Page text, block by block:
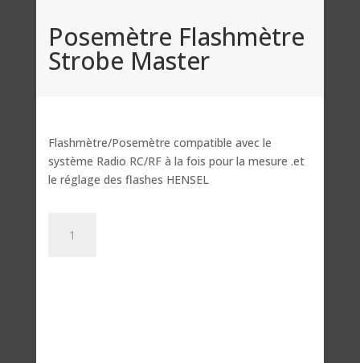
Posemètre Flashmètre
Strobe Master
Flashmètre/Posemètre compatible avec le
système Radio RC/RF à la fois pour la mesure .et
le réglage des flashes HENSEL